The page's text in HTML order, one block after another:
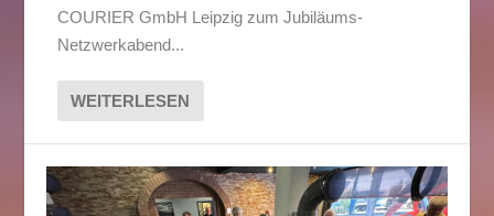
COURIER GmbH Leipzig zum Jubiläums-
Netzwerkabend...
WEITERLESEN